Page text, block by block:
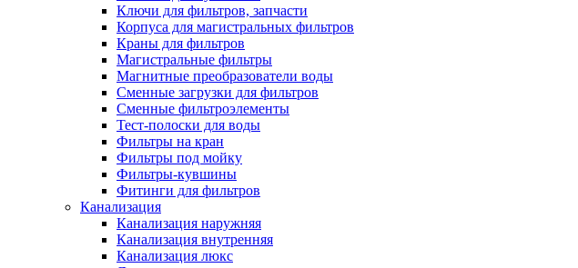
Ключи для фильтров, запчасти
Корпуса для магистральных фильтров
Краны для фильтров
Магистральные фильтры
Магнитные преобразователи воды
Сменные загрузки для фильтров
Сменные фильтроэлементы
Тест-полоски для воды
Фильтры на кран
Фильтры под мойку
Фильтры-кувшины
Фитинги для фильтров
Канализация
Канализация наружняя
Канализация внутренняя
Канализация люкс